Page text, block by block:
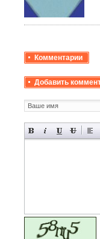
Комментарии
Добавить